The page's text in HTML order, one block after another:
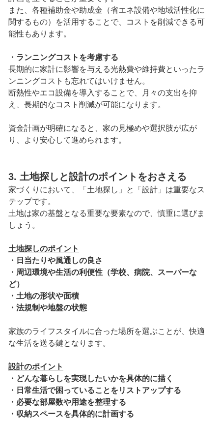
また、各種補助金や助成金（省エネ設備や地域活性化に
関するもの）を活用することで、コストを削減できる可
能性もあります。
・ランニングコストを考慮する
長期的に家計に影響を与える光熱費や維持費といったラ
ンニングコストも忘れてはいけません。
断熱性やエコ設備を導入することで、月々の支出を抑
え、長期的なコスト削減が可能になります。
資金計画が明確になると、家の見極めや選択肢が広が
り、より安心して進められます。
3. 土地探しと設計のポイントをおさえる
家づくりにおいて、「土地探し」と「設計」は重要なス
テップです。
土地は家の基盤となる重要な要素なので、慎重に選びま
しょう。
土地探しのポイント
・日当たりや風通しの良さ
・周辺環境や生活の利便性（学校、病院、スーパーな
ど）
・土地の形状や面積
・法規制や地盤の状態
家族のライフスタイルに合った場所を選ぶことが、快適
な生活を送る鍵となります。
設計のポイント
・どんな暮らしを実現したいかを具体的に描く
・日常生活で困っていることをリストアップする
・必要な部屋数や用途を整理する
・収納スペースを具体的に計画する